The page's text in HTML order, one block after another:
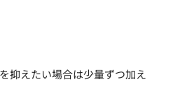
抑えたい場合は少量ずつ加え